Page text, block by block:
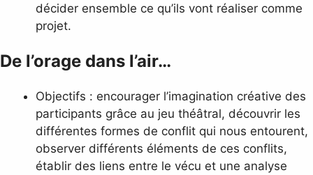
décider ensemble ce qu’ils vont réaliser comme
projet.
De l’orage dans l’air…
Objectifs : encourager l’imagination créative des
participants grâce au jeu théâtral, découvrir les
différentes formes de conflit qui nous entourent,
observer différents éléments de ces conflits,
établir des liens entre le vécu et une analyse